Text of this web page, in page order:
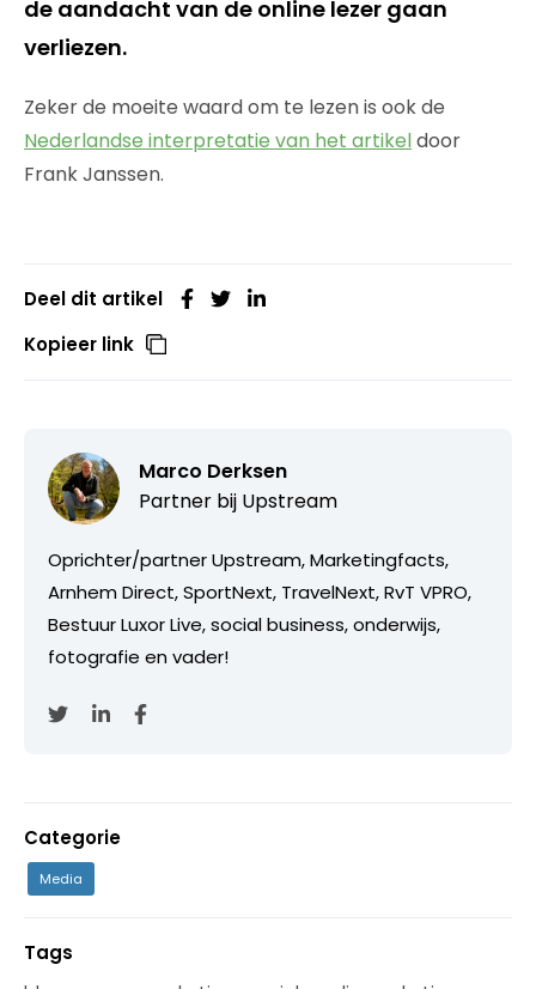
de aandacht van de online lezer gaan
verliezen.
Zeker de moeite waard om te lezen is ook de
Nederlandse interpretatie van het artikeldoor
Frank Janssen.
Deel dit artikel
Kopieer link
Marco Derksen
Partner bij Upstream
Oprichter/partner Upstream, Marketingfacts,
Arnhem Direct, SportNext, TravelNext, RvT VPRO,
Bestuur Luxor Live, social business, onderwijs,
fotografie en vader!
Categorie
Media
Tags